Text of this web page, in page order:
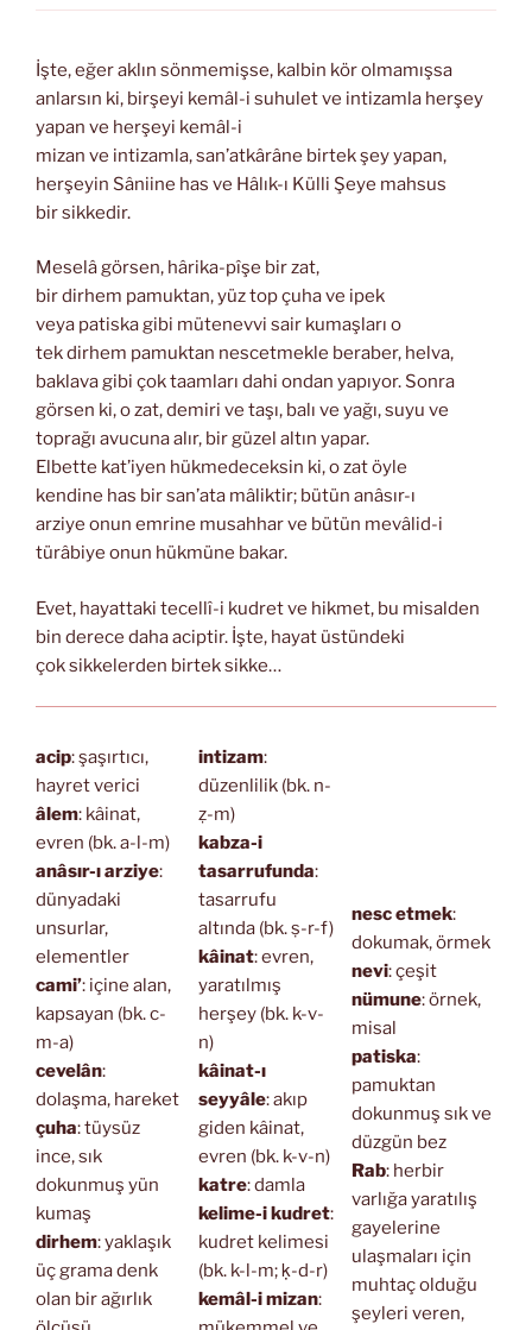
İşte, eğer aklın sönmemişse, kalbin kör olmamışsa
anlarsın ki, birşeyi kemâl-i suhulet ve intizamla herşey
yapan ve herşeyi kemâl-i
mizan ve intizamla, san’atkârâne birtek şey yapan,
herşeyin Sâniine has ve Hâlık-ı Külli Şeye mahsus
bir sikkedir.
Meselâ görsen, hârika-pîşe bir zat,
bir dirhem pamuktan, yüz top çuha ve ipek
veya patiska gibi mütenevvi sair kumaşları o
tek dirhem pamuktan nescetmekle beraber, helva,
baklava gibi çok taamları dahi ondan yapıyor. Sonra
görsen ki, o zat, demiri ve taşı, balı ve yağı, suyu ve
toprağı avucuna alır, bir güzel altın yapar.
Elbette kat’iyen hükmedeceksin ki, o zat öyle
kendine has bir san’ata mâliktir; bütün anâsır-ı
arziye onun emrine musahhar ve bütün mevâlid-i
türâbiye onun hükmüne bakar.
Evet, hayattaki tecellî-i kudret ve hikmet, bu misalden
bin derece daha aciptir. İşte, hayat üstündeki
çok sikkelerden birtek sikke…
acip: şaşırtıcı,
hayret verici
âlem: kâinat,
evren (bk. a-l-m)
anâsır-ı arziye:
dünyadaki
unsurlar,
elementler
cami’: içine alan,
kapsayan (bk. c-
m-a)
cevelân:
dolaşma, hareket
çuha: tüysüz
ince, sık
dokunmuş yün
kumaş
dirhem: yaklaşık
üç grama denk
olan bir ağırlık
intizam:
düzenlilik (bk. n-
ẓ-m)
kabza-i
tasarrufunda:
tasarrufu
altında (bk. ṣ-r-f)
kâinat: evren,
yaratılmış
herşey (bk. k-v-
n)
kâinat-ı
seyyâle: akıp
giden kâinat,
evren (bk. k-v-n)
katre: damla
kelime-i kudret:
kudret kelimesi
(bk. k-l-m; ḳ-d-r)
kemâl-i mizan:
nesc etmek:
dokumak, örmek
nevi: çeşit
nümune: örnek,
misal
patiska:
pamuktan
dokunmuş sık ve
düzgün bez
Rab: herbir
varlığa yaratılış
gayelerine
ulaşmaları için
muhtaç olduğu
şeyleri veren,